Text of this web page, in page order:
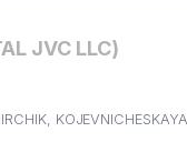
JVC LLC)